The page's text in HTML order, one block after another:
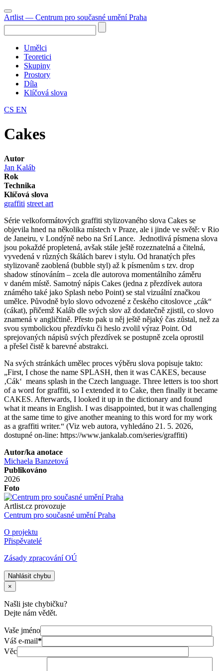
Artlist — Centrum pro současné umění Praha
Umělci
Teoretici
Skupiny
Prostory
Díla
Klíčová slova
CS EN
Cakes
Autor
Jan Kaláb
Rok
Technika
Klíčová slova
graffiti street art
Série velkoformátových graffiti stylizovaného slova Cakes se
objevila hned na několika místech v Praze, ale i jinde ve světě: v Rio
de Janeiru, v Londýně nebo na Srí Lance. Jednotlivá písmena slova
jsou pokaždé propletená, avšak stále ještě rozeznatelná a čitelná,
vyvedená v různých škálách barev i stylu. Od hranatých přes
stylizovaně zaoblená (bubble styl) až k písmenům s tzv. drop
shadow stínováním – zcela dle autorova momentálního záměru
v daném místě. Samotný nápis Cakes (jedna z přezdívek autora
známého také jako Splash nebo Point) se stal vizuální značkou
umělce. Původně bylo slovo odvozené z českého citoslovce „cák“
(cákat), přičemž Kaláb dle svých slov až dodatečně zjistil, co slovo
znamená v angličtině. Přesto pak u něj ještě nějaký čas zůstal, než za
svou symbolickou přezdívku či heslo zvolil výraz Point. Od
sprejovaných nápisů svých přezdívek se postupně zcela oprostil
a přešel čistě k barevné abstrakci.
Na svých stránkách umělec proces výběru slova popisuje takto:
„First, I chose the name SPLASH, then it was CAKES, because
‚Cák‘ means splash in the Czech language. Three letters is too short
of a word for graffiti, so I extended it to Cake, then finally it became
CAKES. Afterwards, I looked it up in the dictionary and found
what it means in English. I was disappointed, but it was challenging
at the same time to give another meaning to this word for my work
as a graffiti writer.“ (Viz web autora, vyhledáno 21. 5. 2026,
dostupné on-line: https://www.jankalab.com/series/graffiti)
Autor/ka anotace
Michaela Banzetová
Publikováno
2026
Foto
Artlist.cz provozuje
Centrum pro současné umění Praha
O projektu
Přispěvatelé
Zásady zpracování OÚ
Nahlásit chybu
×
Našli jste chybičku?
Dejte nám vědět.
Vaše jméno
Váš e-mail*
Věc